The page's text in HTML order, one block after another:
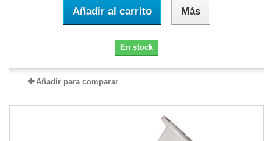
Añadir al carrito Más
En stock
Añadir para comparar